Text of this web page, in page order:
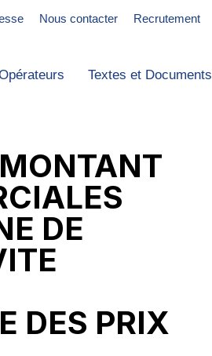
Nous contacter Recrutement
Textes et Documents
DE
DES PRIX